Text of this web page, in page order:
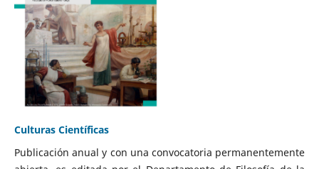
Culturas Científicas
Publicación anual y con una convocatoria permanentemente